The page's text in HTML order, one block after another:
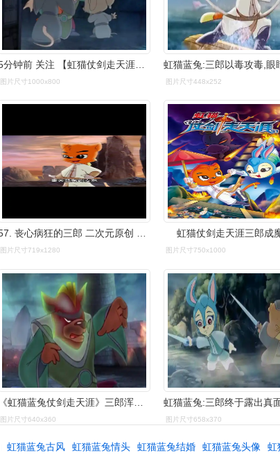
5分钟前 关注 【虹猫仗剑走天涯】三郎&大祭司&黑煞 虹猫蓝兔
图片尺寸1000x800 图片尺寸448x252
57. 丧心病狂的三郎 二次元原创 动漫解说 虹猫蓝兔-度小视
图片尺寸719x1280
虹猫仗剑走天涯三郎成
图片尺寸750x1000
《虹猫蓝兔仗剑走天涯》三郎浑身发绿,这是违命必死丹发作的症状!
图片尺寸640x360 图片尺寸658x370
虹猫蓝兔古风 虹猫蓝兔情头 虹猫蓝兔结婚 虹猫蓝兔头像 虹